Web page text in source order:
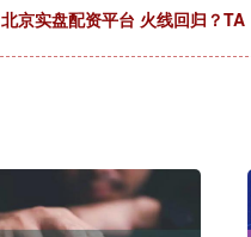
北京实盘配资平台 火线回归？